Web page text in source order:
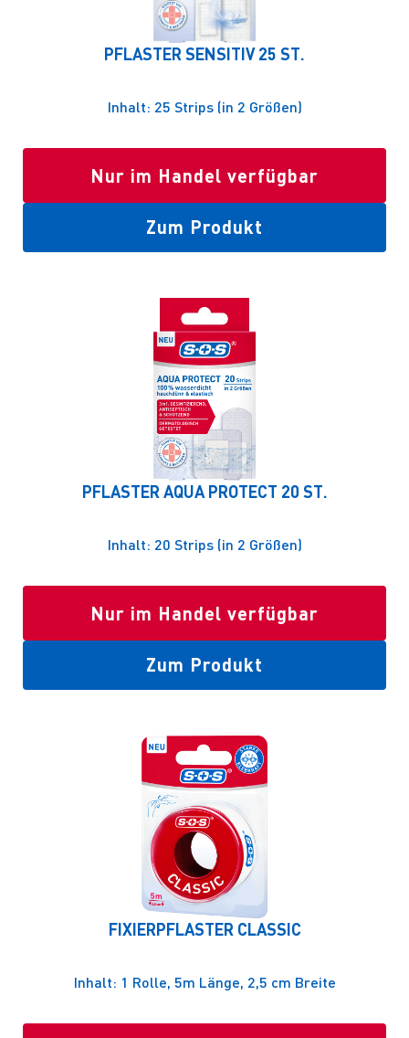
PFLASTER SENSITIV 25 ST.
Inhalt: 25 Strips (in 2 Größen)
Nur im Handel verfügbar
Zum Produkt
PFLASTER AQUA PROTECT 20 ST.
Inhalt: 20 Strips (in 2 Größen)
Nur im Handel verfügbar
Zum Produkt
FIXIERPFLASTER CLASSIC
Inhalt: 1 Rolle, 5m Länge, 2,5 cm Breite